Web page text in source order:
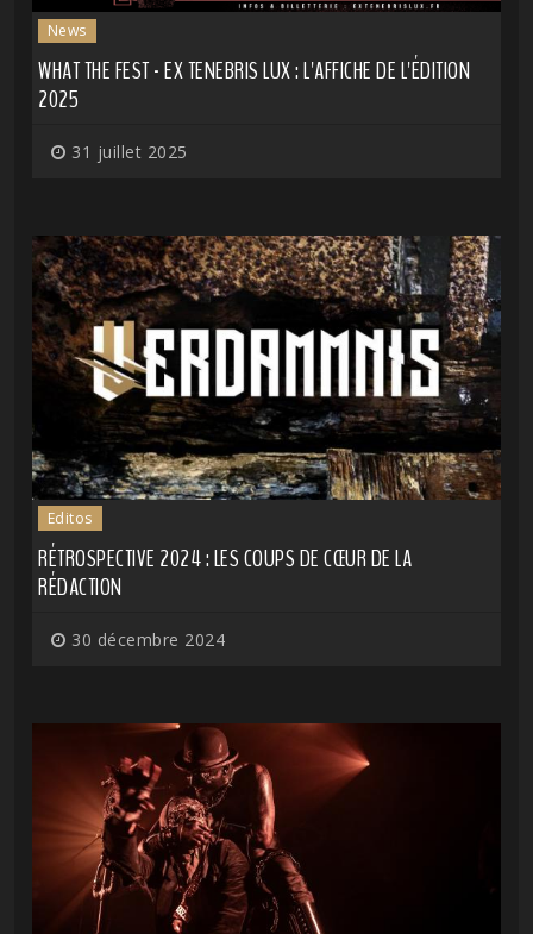
News
WHAT THE FEST - EX TENEBRIS LUX : L'AFFICHE DE L'ÉDITION
2025
31 juillet 2025
Editos
RÉTROSPECTIVE 2024 : LES COUPS DE CŒUR DE LA
RÉDACTION
30 décembre 2024